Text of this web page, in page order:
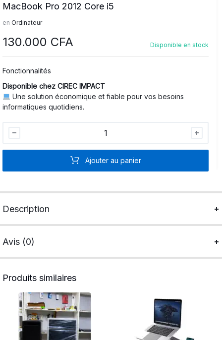
MacBook Pro 2012 Core i5
en Ordinateur
130.000 CFA Disponible en stock
Fonctionnalités
Disponible chez CIREC IMPACT
Une solution économique et fiable pour vos besoins
informatiques quotidiens.
quantité
Ajouter au panier
Description
Avis (0)
Produits similaires